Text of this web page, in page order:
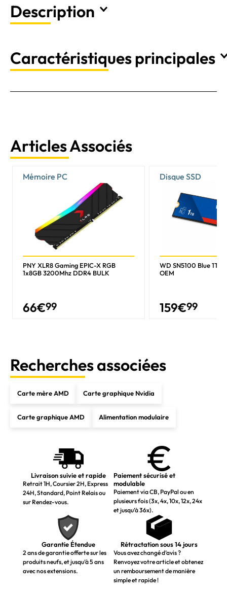
Description
Caractéristiques principales
Articles Associés
Mémoire PC
PNY XLR8 Gaming EPIC-X RGB
1x8GB 3200Mhz DDR4 BULK
66€99
Disque SSD
WD SN5100 Blue 1To
OEM
159€99
Recherches associées
Carte mère AMD Carte graphique Nvidia
Carte graphique AMD Alimentation modulaire
Livraison suivie et rapide
Retrait 1H, Coursier 2H, Express
24H, Standard, Point Relais ou
sur Rendez-vous.
Paiement sécurisé et
modulable
Paiement via CB, PayPal ou en
plusieurs fois (3x, 4x, 10x, 12x, 24x
et jusqu’à 36x).
Garantie Étendue
2 ans de garantie offerte sur les
produits neufs, et jusqu’à 5 ans
avec nos extensions.
Rétractation sous 14 jours
Vous avez changé d’avis ?
Renvoyez votre article et obtenez
un remboursement de manière
simple et rapide !